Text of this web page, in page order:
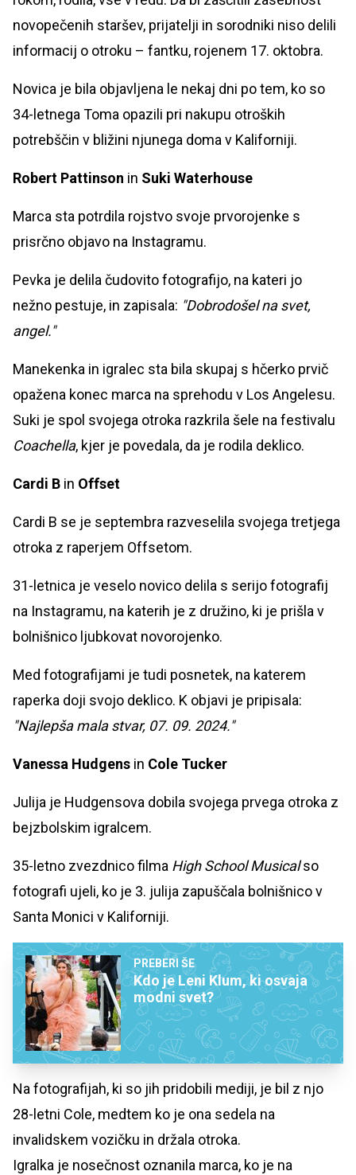
novopečenih staršev, prijatelji in sorodniki niso delili
informacij o otroku – fantku, rojenem 17. oktobra.
Novica je bila objavljena le nekaj dni po tem, ko so
34-letnega Toma opazili pri nakupu otroških
potrebščin v bližini njunega doma v Kaliforniji.
Robert Pattinson in Suki Waterhouse
Marca sta potrdila rojstvo svoje prvorojenke s
prisrčno objavo na Instagramu.
Pevka je delila čudovito fotografijo, na kateri jo
nežno pestuje, in zapisala: "Dobrodošel na svet,
angel."
Manekenka in igralec sta bila skupaj s hčerko prvič
opažena konec marca na sprehodu v Los Angelesu.
Suki je spol svojega otroka razkrila šele na festivalu
Coachella, kjer je povedala, da je rodila deklico.
Cardi B in Offset
Cardi B se je septembra razveselila svojega tretjega
otroka z raperjem Offsetom.
31-letnica je veselo novico delila s serijo fotografij
na Instagramu, na katerih je z družino, ki je prišla v
bolnišnico ljubkovat novorojenko.
Med fotografijami je tudi posnetek, na katerem
raperka doji svojo deklico. K objavi je pripisala:
"Najlepša mala stvar, 07. 09. 2024."
Vanessa Hudgens in Cole Tucker
Julija je Hudgensova dobila svojega prvega otroka z
bejzbolskim igralcem.
35-letno zvezdnico filma High School Musicalso
fotografi ujeli, ko je 3. julija zapuščala bolnišnico v
Santa Monici v Kaliforniji.
PREBERI ŠE
Kdo je Leni Klum, ki osvaja
modni svet?
Na fotografijah, ki so jih pridobili mediji, je bil z njo
28-letni Cole, medtem ko je ona sedela na
invalidskem vozičku in držala otroka.
Igralka je nosečnost oznanila marca, ko je na